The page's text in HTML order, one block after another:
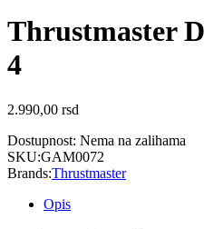
Thrustmaster
4
2.990,00 rsd
Dostupnost: Nema na zalihama
SKU:GAM0072
Brands:Thrustmaster
Opis